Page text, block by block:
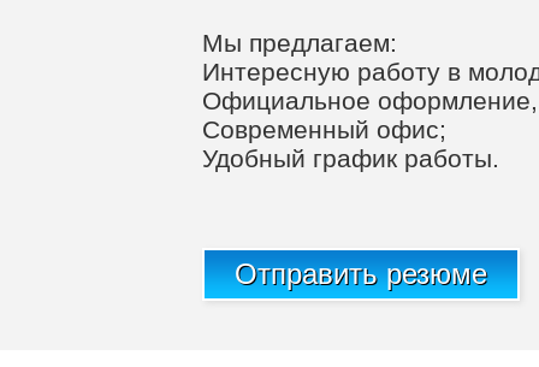
Мы предлагаем:
Интересную работу в
Официальное оформление,
Современный офис;
Удобный график работы.
Отправить резюме